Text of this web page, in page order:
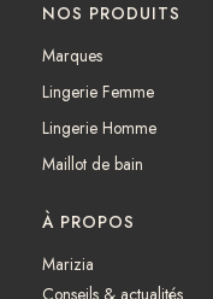
NOS PRODUITS
Marques
Lingerie Femme
Lingerie Homme
Maillot de bain
À PROPOS
Marizia